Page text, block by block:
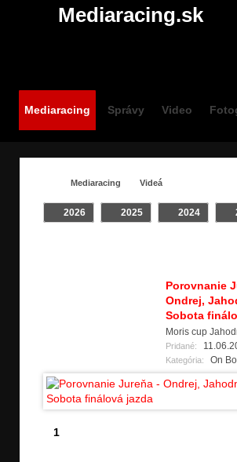
Mediaracing.sk
Mediaracing Správy Video
Mediaracing Videá
2026 2025 2024
Porovnanie
Ondrej,
Sobota
Moris cup
Pridané:
Kategória: On
1